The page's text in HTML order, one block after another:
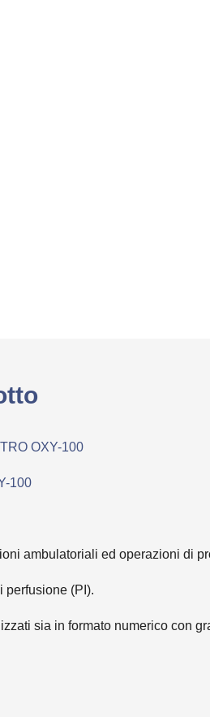
OXY-100
100
ambulatoriali ed operazioni di
perfusione (PI).
sia in formato numerico con